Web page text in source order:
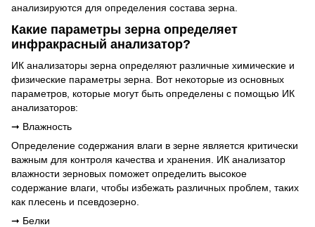
анализируются для определения состава зерна.
Какие параметры зерна определяет
инфракрасный анализатор?
ИК анализаторы зерна определяют различные химические и
физические параметры зерна. Вот некоторые из основных
параметров, которые могут быть определены с помощью ИК
анализаторов:
➞ Влажность
Определение содержания влаги в зерне является критически
важным для контроля качества и хранения. ИК анализатор
влажности зерновых поможет определить высокое
содержание влаги, чтобы избежать различных проблем, таких
как плесень и псевдозерно.
➞ Белки